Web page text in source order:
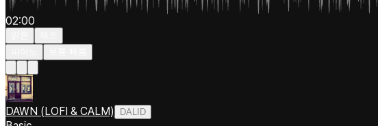
02:00
DAWN (LOFI & CALM) DALID